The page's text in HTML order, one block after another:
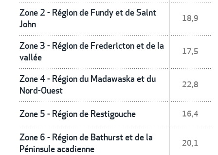
Zone 2 - Région de Fundy et de Saint
John
18,9
Zone 3 - Région de Fredericton et de la
vallée
17,5
Zone 4 - Région du Madawaska et du
Nord-Ouest
22,8
Zone 5 - Région de Restigouche 16,4
Zone 6 - Région de Bathurst et de la
Péninsule acadienne
20,1